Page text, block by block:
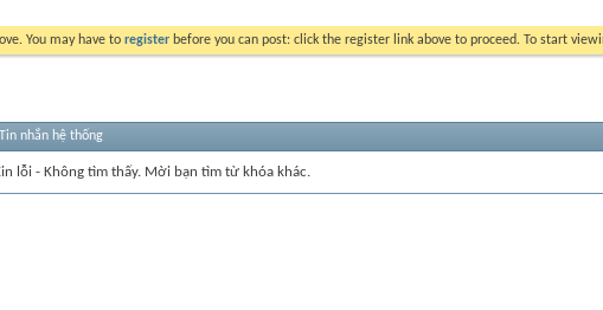
You may have to register before you can post: click the register link above to proceed. To start
Tin nhắn hệ thống
lỗi - Không tìm thấy. Mời bạn tìm từ khóa khác.